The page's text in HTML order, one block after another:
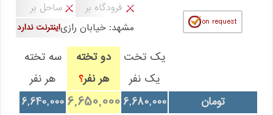
فرودگاه بر
ساحل بر
اینترنت نداردمشهد: خيابان رازی
یک تخت
یک نفر
دو تخته
هر نفر؟
سه تخته
هر نفر
تومان
6,680,000
6,650,000
6,640,000